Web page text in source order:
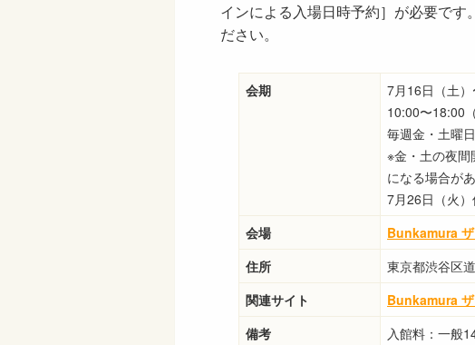
インによる入場日時予約］が必要です
ださい。
会期
7月16日（土）
10:00〜18:00
毎週金・土曜
※金・土の夜間
になる場合があ
7月26日（火
会場
Bunkamura
住所
東京都渋谷区
関連サイト
Bunkamura
備考
入館料：一般